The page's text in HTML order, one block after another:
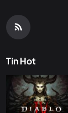
Tin Hot